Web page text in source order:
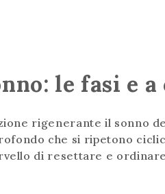
le fasi e a
rigenerante il sonno
che si ripetono
di resettare e